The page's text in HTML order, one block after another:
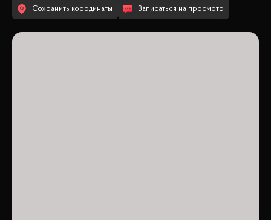
Сохранить координаты Записаться на просмотр